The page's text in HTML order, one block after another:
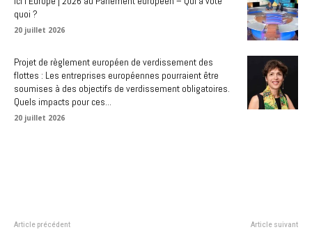
quoi ?
20 juillet 2026
Projet de règlement européen de verdissement des
flottes : Les entreprises européennes pourraient être
soumises à des objectifs de verdissement obligatoires.
Quels impacts pour ces...
20 juillet 2026
Article précédent Article suivant